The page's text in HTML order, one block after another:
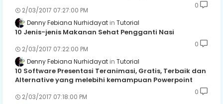
2/03/2017 07:27:00 PM
0
Denny Febiana Nurhidayat Tutorial
10 Jenis-jenis Makanan Sehat Pengganti Nasi
2/03/2017 07:22:00 PM
0
Denny Febiana Nurhidayat Tutorial
10 Software Presentasi Teranimasi, Gratis, Terbaik dan
Alternative yang melebihi kemampuan Powerpoint
2/03/2017 07:18:00 PM
0